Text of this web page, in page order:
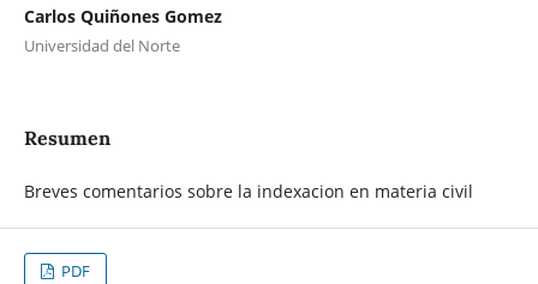
Carlos Quiñones Gomez
Universidad del Norte
Resumen
Breves comentarios sobre la indexacion en materia civil
PDF